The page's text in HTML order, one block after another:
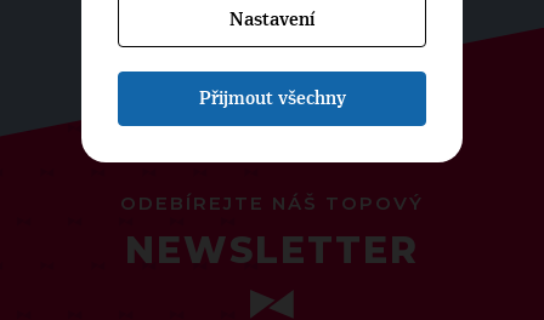
ODEBÍREJTE NÁŠ TOPOVÝ
NEWSLETTER
Nastavení
Přijmout všechny